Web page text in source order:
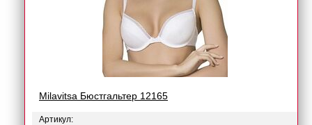
Milavitsa Бюстгальтер 12165
Артикул: